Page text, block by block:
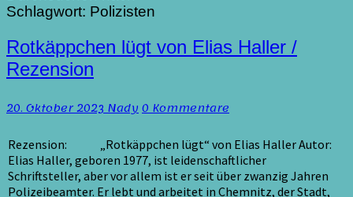
Schlagwort: Polizisten
Rotkäppchen
lügt
von
Haller
Rezension
Rotkäppchen lügt von Elias Haller /
Rezension
20. Oktober 2023NadyKommentare
0 Kommentare
Rezension: „Rotkäppchen lügt“ von Elias Haller Autor:
Elias Haller, geboren 1977, ist leidenschaftlicher
Schriftsteller, aber vor allem ist er seit über zwanzig Jahren
Polizeibeamter. Er lebt und arbeitet in Chemnitz, der Stadt,